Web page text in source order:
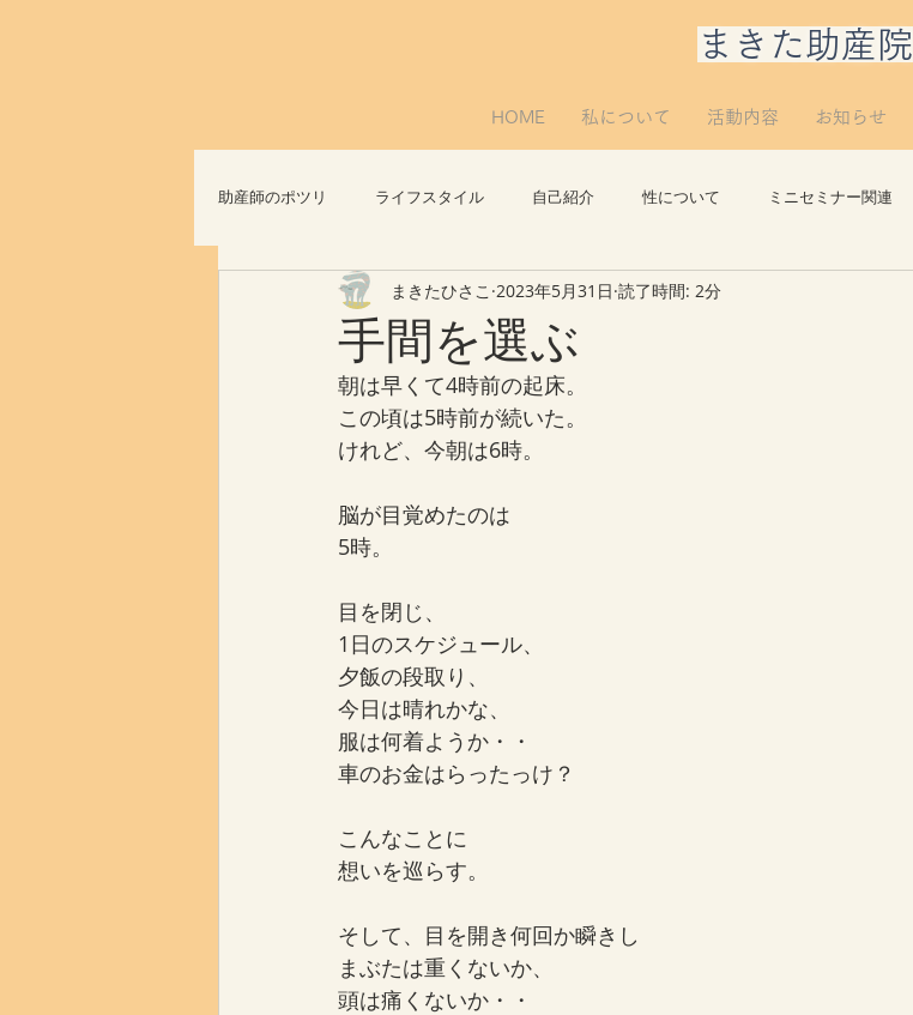
​まきた助産院
HOME 私について 活動内容 お知らせ
助産師のポツリ ライフスタイル 自己紹介 性について ミニセミナー関連
おっぱいについて 思い出 講義について
手間を選ぶ
まきたひさこ 2023年5月31日 読了時間: 2分
朝は早くて4時前の起床。
この頃は5時前が続いた。
けれど、今朝は6時。
脳が目覚めたのは
5時。
目を閉じ、
1日のスケジュール、
夕飯の段取り、
今日は晴れかな、
服は何着ようか・・
車のお金はらったっけ？
こんなことに
想いを巡らす。
そして、目を開き何回か瞬きし
まぶたは重くないか、
頭は痛くないか・・